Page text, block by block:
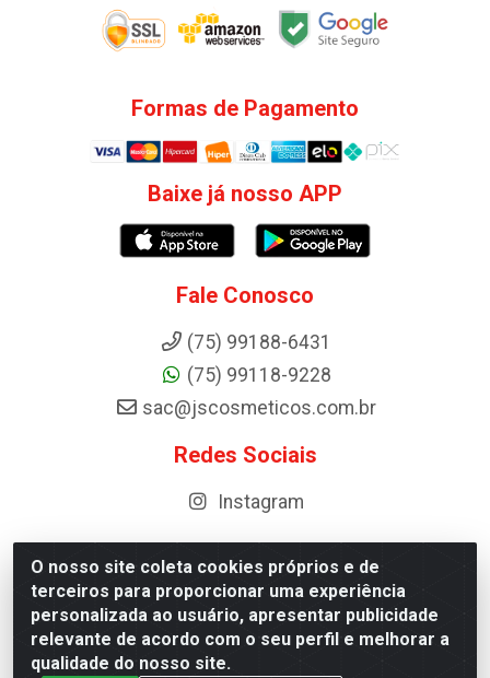
O nosso site coleta cookies próprios e de
terceiros para proporcionar uma experiência
personalizada ao usuário, apresentar publicidade
relevante de acordo com o seu perfil e melhorar a
qualidade do nosso site.
Formas de Pagamento
Baixe já nosso APP
Fale Conosco
(75) 99188-6431
(75) 99118-9228
sac@jscosmeticos.com.br
Redes Sociais
Instagram
Distribuidora de Cosméticos Antoneto LTDA - BA-052,
km 87 - Industrial, Ipirá - BA, 44600-000 - CNPJ
10.984.107/0001-75